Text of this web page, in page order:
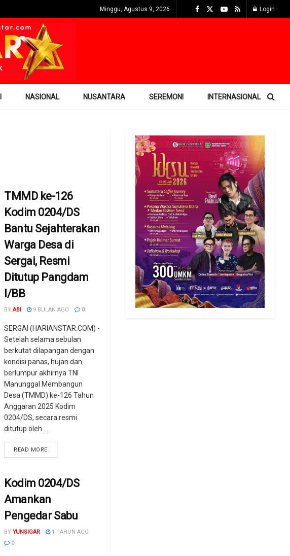
Minggu, Agustus 9, 2026 Login
NASIONAL NUSANTARA SEREMONI INTERNASIONAL
TMMD ke-126
Kodim 0204/DS
Bantu Sejahterakan
Warga Desa di
Sergai, Resmi
Ditutup Pangdam
I/BB
BY ABI 9 BULAN AGO 0
SERGAI (HARIANSTAR.COM) -
Setelah selama sebulan
berkutat dilapangan dengan
kondisi panas, hujan dan
berlumpur akhirnya TNI
Manunggal Membangun
Desa (TMMD) ke-126 Tahun
Anggaran 2025 Kodim
0204/DS, secara resmi
ditutup oleh ...
READ MORE
Kodim 0204/DS
Amankan
Pengedar Sabu
BY YUNSIGAR
1 TAHUN AGO
0